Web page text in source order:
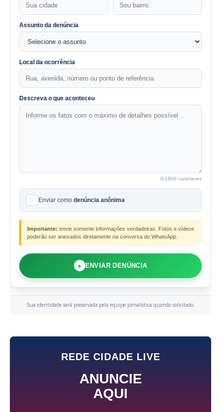
Assunto da denúncia
Local da ocorrência
Descreva o que aconteceu
0/1800 caracteres
Enviar como denúncia anônima
Importante: envie somente informações verdadeiras. Fotos e vídeos
poderão ser anexados diretamente na conversa do WhatsApp.
● ENVIAR DENÚNCIA
Sua identidade será preservada pela equipe jornalística quando solicitado.
REDE CIDADE LIVE
ANUNCIE
AQUI